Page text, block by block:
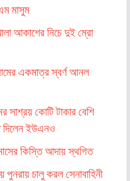
মাসুম
আকাশের নিচে দুই ম্রো
একমাত্র স্বর্ণ আনল
সাশ্রয় কোটি টাকার বেশি
দিলেন ইউএনও
কিস্তি আদায় স্থগিত
পুনরায় চালু করল সেনাবাহিনী